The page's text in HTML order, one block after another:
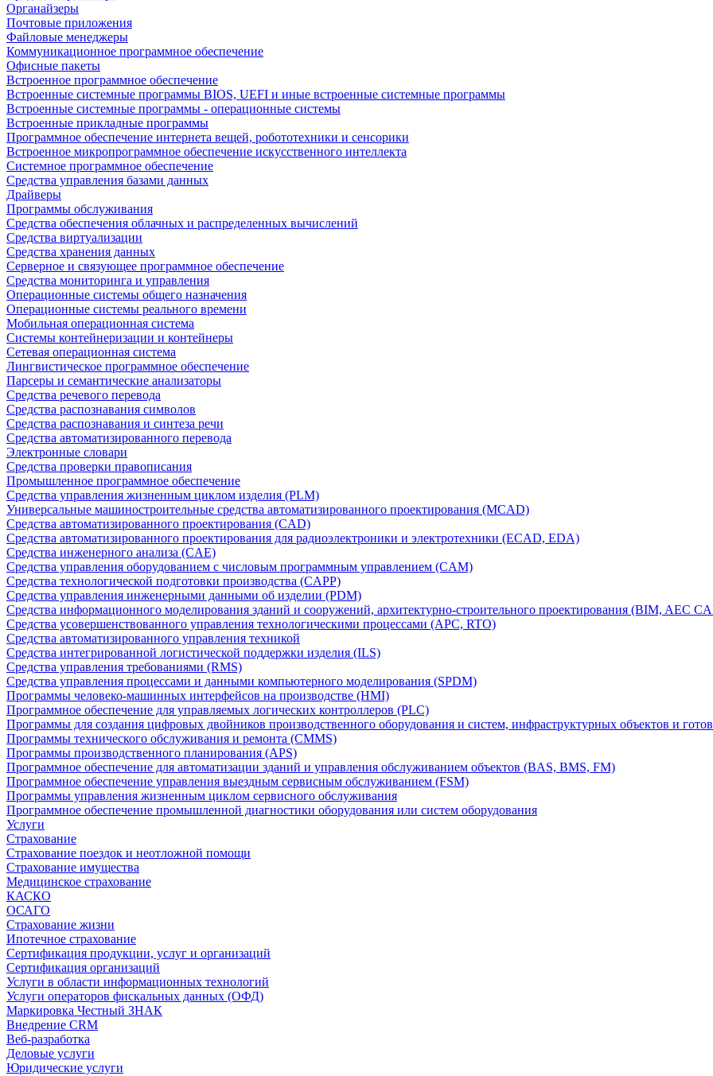
Органайзеры
Почтовые приложения
Файловые менеджеры
Коммуникационное программное обеспечение
Офисные пакеты
Встроенное программное обеспечение
Встроенные системные программы BIOS, UEFI и иные встроенные системные программы
Встроенные системные программы - операционные системы
Встроенные прикладные программы
Программное обеспечение интернета вещей, робототехники и сенсорики
Встроенное микропрограммное обеспечение искусственного интеллекта
Системное программное обеспечение
Средства управления базами данных
Драйверы
Программы обслуживания
Средства обеспечения облачных и распределенных вычислений
Средства виртуализации
Средства хранения данных
Серверное и связующее программное обеспечение
Средства мониторинга и управления
Операционные системы общего назначения
Операционные системы реального времени
Мобильная операционная система
Системы контейнеризации и контейнеры
Сетевая операционная система
Лингвистическое программное обеспечение
Парсеры и семантические анализаторы
Средства речевого перевода
Средства распознавания символов
Средства распознавания и синтеза речи
Средства автоматизированного перевода
Электронные словари
Средства проверки правописания
Промышленное программное обеспечение
Средства управления жизненным циклом изделия (PLM)
Универсальные машиностроительные средства автоматизированного проектирования (MCAD)
Средства автоматизированного проектирования (CAD)
Средства автоматизированного проектирования для радиоэлектроники и электротехники (ECAD, EDA)
Средства инженерного анализа (CAE)
Средства управления оборудованием с числовым программным управлением (CAM)
Средства технологической подготовки производства (CAPP)
Средства управления инженерными данными об изделии (PDM)
Средства информационного моделирования зданий и сооружений, архитектурно-строительного проектирования (BIM, AEC
Средства усовершенствованного управления технологическими процессами (APC, RTO)
Средства автоматизированного управления техникой
Средства интегрированной логистической поддержки изделия (ILS)
Средства управления требованиями (RMS)
Средства управления процессами и данными компьютерного моделирования (SPDM)
Программы человеко-машинных интерфейсов на производстве (HMI)
Программное обеспечение для управляемых логических контроллеров (PLC)
Программы для создания цифровых двойников производственного оборудования и систем, инфраструктурных объектов и
Программы технического обслуживания и ремонта (CMMS)
Программы производственного планирования (APS)
Программное обеспечение для автоматизации зданий и управления обслуживанием объектов (BAS, BMS, FM)
Программное обеспечение управления выездным сервисным обслуживанием (FSM)
Программы управления жизненным циклом сервисного обслуживания
Программное обеспечение промышленной диагностики оборудования или систем оборудования
Услуги
Страхование
Страхование поездок и неотложной помощи
Страхование имущества
Медицинское страхование
КАСКО
ОСАГО
Страхование жизни
Ипотечное страхование
Сертификация продукции, услуг и организаций
Сертификация организаций
Услуги в области информационных технологий
Услуги операторов фискальных данных (ОФД)
Маркировка Честный ЗНАК
Внедрение CRM
Веб-разработка
Деловые услуги
Юридические услуги